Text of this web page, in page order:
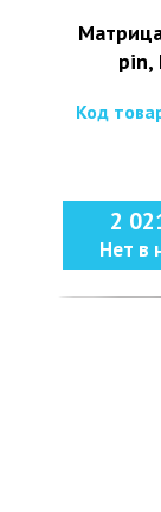
pin,
Код
2
Нет в